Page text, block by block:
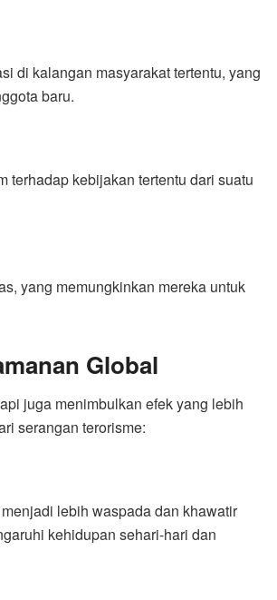
di kalangan masyarakat tertentu, yang
baru.
terhadap kebijakan tertentu dari suatu
yang memungkinkan mereka untuk
Global
juga menimbulkan efek yang lebih
serangan terorisme:
lebih waspada dan khawatir
kehidupan sehari-hari dan